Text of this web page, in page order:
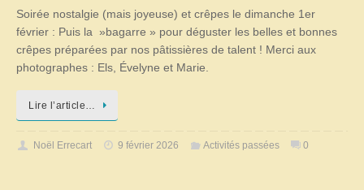
Soirée nostalgie (mais joyeuse) et crêpes le dimanche 1er
février : Puis la »bagarre » pour déguster les belles et bonnes
crêpes préparées par nos pâtissières de talent ! Merci aux
photographes : Els, Évelyne et Marie.
Lire l’article…
Noël Errecart 9 février 2026 Activités passées 0